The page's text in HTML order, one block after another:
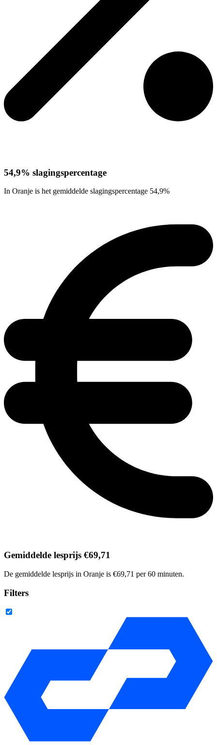
54,9% slagingspercentage
In Oranje is het gemiddelde slagingspercentage 54,9%
Gemiddelde lesprijs €69,71
De gemiddelde lesprijs in Oranje is €69,71 per 60 minuten.
Filters